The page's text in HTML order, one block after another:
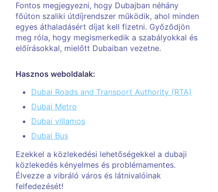
Fontos megjegyezni, hogy Dubajban néhány
főúton szaliki útdíjrendszer működik, ahol minden
egyes áthaladásért díjat kell fizetni. Győződjön
meg róla, hogy megismerkedik a szabályokkal és
előírásokkal, mielőtt Dubaiban vezetne.
Hasznos weboldalak:
Dubai Roads and Transport Authority (RTA)
Dubai Metro
Dubai villamos
Dubai Bus
Ezekkel a közlekedési lehetőségekkel a dubaji
közlekedés kényelmes és problémamentes.
Élvezze a vibráló város és látnivalóinak
felfedezését!